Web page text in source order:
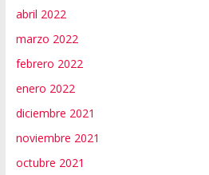
abril 2022
marzo 2022
febrero 2022
enero 2022
diciembre 2021
noviembre 2021
octubre 2021